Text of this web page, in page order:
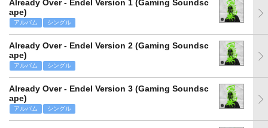
Already Over - Endel Version 1 (Gaming Soundsc
ape)
アルバム シングル
Already Over - Endel Version 2 (Gaming Soundsc
ape)
アルバム シングル
Already Over - Endel Version 3 (Gaming Soundsc
ape)
アルバム シングル